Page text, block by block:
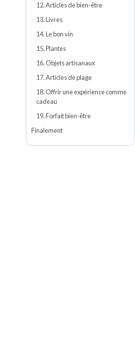
12. Articles de bien-être
13. Livres
14. Le bon vin
15. Plantes
16. Objets artisanaux
17. Articles de plage
18. Offrir une expérience comme
cadeau
19. Forfait bien-être
Finalement